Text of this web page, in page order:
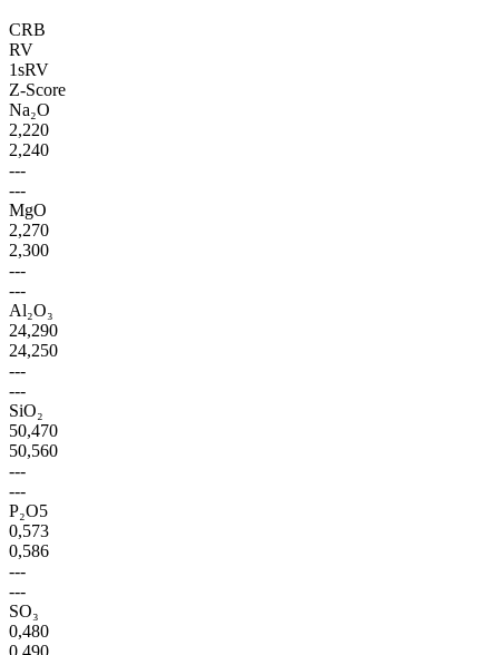
CRB
RV
1sRV
Z-Score
Na₂O
2,220
2,240
---
---
MgO
2,270
2,300
---
---
Al₂O₃
24,290
24,250
---
---
SiO₂
50,470
50,560
---
---
P₂O5
0,573
0,586
---
---
SO₃
0,480